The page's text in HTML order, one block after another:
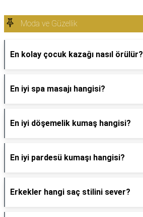
Moda ve Güzellik
En kolay çocuk kazağı nasıl örülür?
En iyi spa masajı hangisi?
En iyi döşemelik kumaş hangisi?
En iyi pardesü kumaşı hangisi?
Erkekler hangi saç stilini sever?